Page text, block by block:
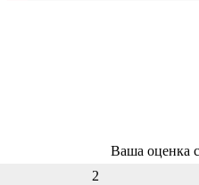
Ваша оценка
2